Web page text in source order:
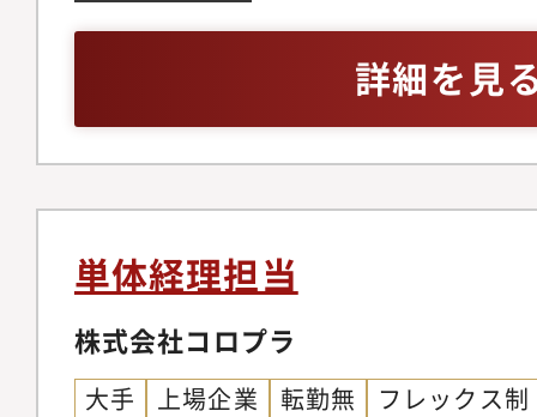
（税金計算、各種税
等）・税務調査対応
計システムリプレイ
査法人対応
士法人での業務経験
などの実務経験・監
理・タスク管理能力
知識
詳細を見
単体経理担当
株式会社コロプラ
大手 上場企業 転勤無 フレックス制